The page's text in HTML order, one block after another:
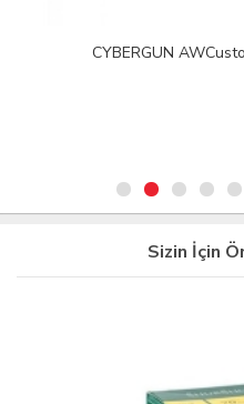
CYBERGUN AWCustom
Sizin İçin